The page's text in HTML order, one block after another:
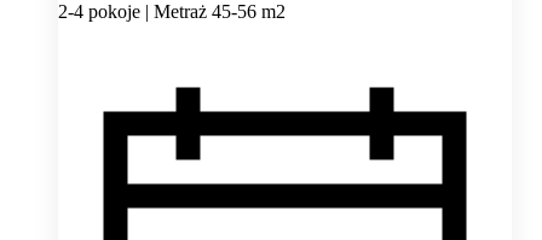
2-4 pokoje | Metraż 45-56 m2